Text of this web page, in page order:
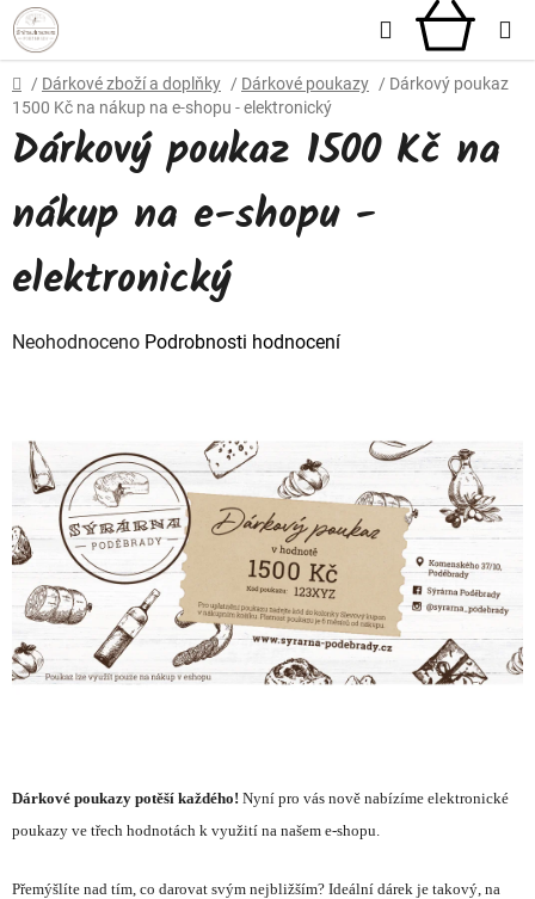
Přejít
na
obsah
Hledat
Domů
/ Dárkové zboží a doplňky / Dárkové poukazy / Dárkový poukaz
1500 Kč na nákup na e-shopu - elektronický
Dárkové poukazy potěší každého! Nyní pro vás nově nabízíme elektronické
poukazy ve třech hodnotách k využití na našem e-shopu.
Přemýšlíte nad tím, co darovat svým nejbližším? Ideální dárek je takový, na
Dárkový poukaz 1500 Kč na
nákup na e-shopu -
elektronický
Průměrné
0,0
z
5
hvězdiček.
Neohodnoceno Podrobnosti hodnocení